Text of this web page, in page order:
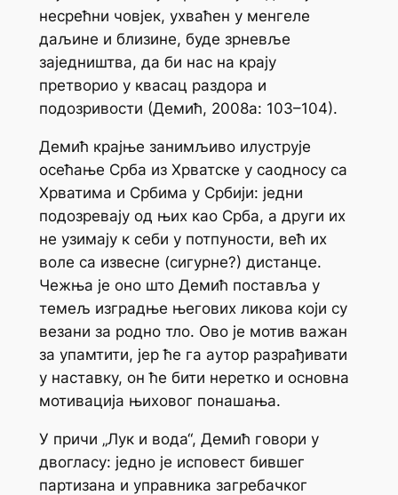
несрећни човјек, ухваћен у менгеле
даљине и близине, буде зрневље
заједништва, да би нас на крају
претворио у квасац раздора и
подозривости (Демић, 2008а: 103–104).
Демић крајње занимљиво илуструје
осећање Срба из Хрватске у саодносу са
Хрватима и Србима у Србији: једни
подозревају од њих као Срба, а други их
не узимају к себи у потпуности, већ их
воле са извесне (сигурне?) дистанце.
Чежња је оно што Демић поставља у
темељ изградње његових ликова који су
везани за родно тло. Ово је мотив важан
за упамтити, јер ће га аутор разрађивати
у наставку, он ће бити неретко и основна
мотивација њиховог понашања.
У причи „Лук и вода“, Демић говори у
двогласу: једно је исповест бившег
партизана и управника загребачког